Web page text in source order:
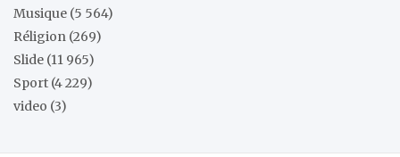
Musique (5 564)
Réligion (269)
Slide (11 965)
Sport (4 229)
video (3)